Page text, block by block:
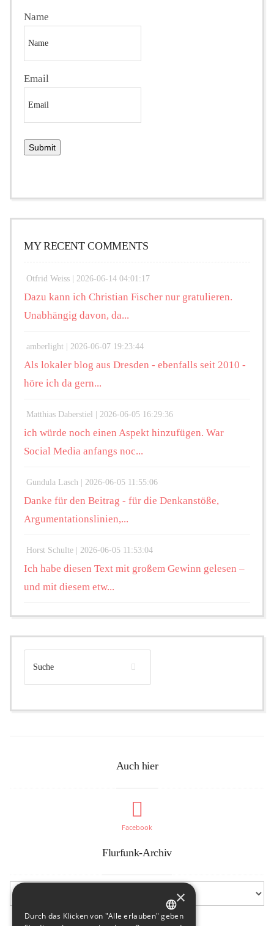
Name
Email
MY RECENT COMMENTS
Otfrid Weiss | 2026-06-14 04:01:17
Dazu kann ich Christian Fischer nur gratulieren.
Unabhängig davon, da...
amberlight | 2026-06-07 19:23:44
Als lokaler blog aus Dresden - ebenfalls seit 2010 -
höre ich da gern...
Matthias Daberstiel | 2026-06-05 16:29:36
ich würde noch einen Aspekt hinzufügen. War
Social Media anfangs noc...
Gundula Lasch | 2026-06-05 11:55:06
Danke für den Beitrag - für die Denkanstöße,
Argumentationslinien,...
Horst Schulte | 2026-06-05 11:53:04
Ich habe diesen Text mit großem Gewinn gelesen –
und mit diesem etw...
Auch hier
Facebook
Flurfunk-Archiv
×
Durch das Klicken von "Alle erlauben" geben